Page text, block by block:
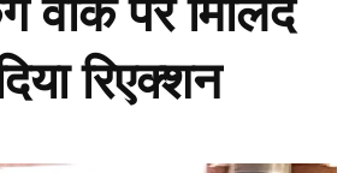
वीक पर मिलिंद
रिएक्शन